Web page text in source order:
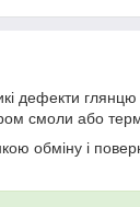
дефекти
смоли або
обміну і